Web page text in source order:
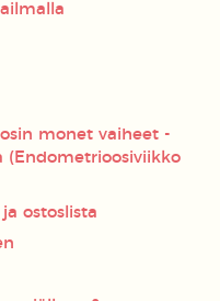
monet vaiheet -
(Endometrioosiviikko
ostoslista